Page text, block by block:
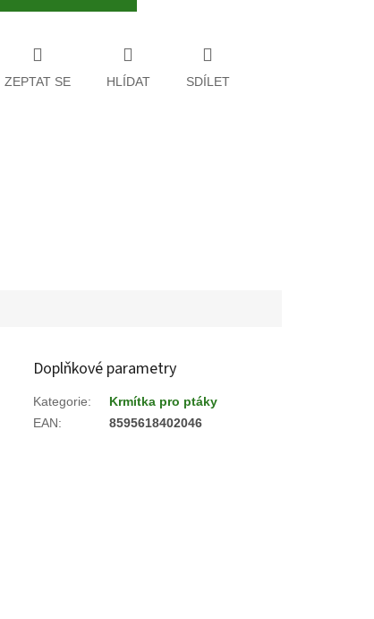
ZEPTAT SE HLÍDAT SDÍLET
Doplňkové parametry
Kategorie:
Krmítka pro ptáky
EAN: 8595618402046